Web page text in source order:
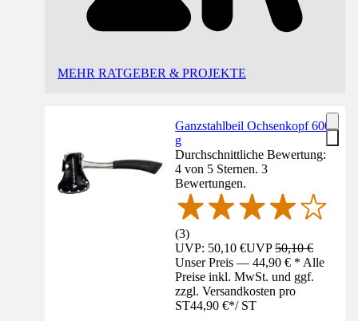
MEHR RATGEBER & PROJEKTE
Ganzstahlbeil Ochsenkopf 600
g
Durchschnittliche Bewertung:
4 von 5 Sternen. 3
Bewertungen.
(3)
UVP: 50,10 €UVP50,10 €
Unser Preis — 44,90 € * Alle
Preise inkl. MwSt. und ggf.
zzgl. Versandkosten pro
ST44,90 €*/ ST